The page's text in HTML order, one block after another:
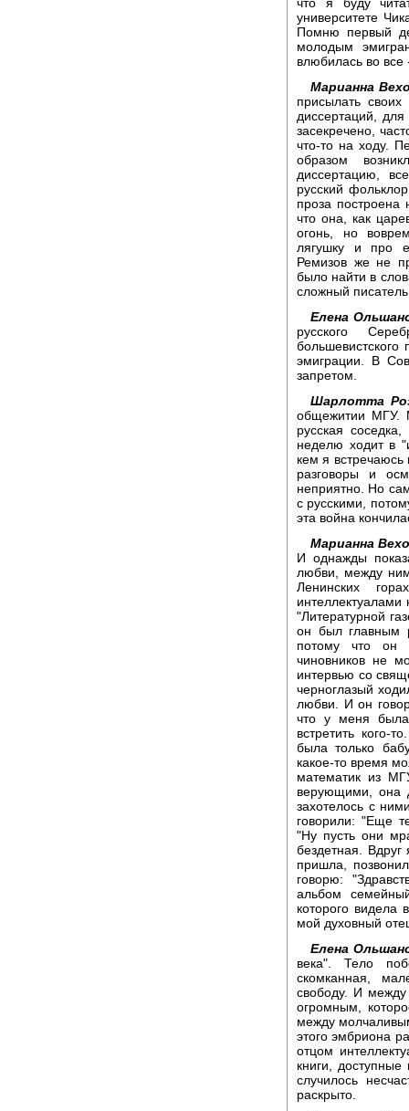
университете
Помню первый
молодым
влюбилась во все
Марианна
присылать
диссертаций,
засекречено,
что-то на ходу.
образом
диссертацию,
русский
проза
что она, как
огонь, но
лягушку и про
Ремизов же не
было найти в
сложный
Елена
русского
эмиграции. В
запретом.
Шарлотта
общежитии МГУ.
русская
неделю ходит в
кем я
разговоры и
неприятно. Но
с русскими,
эта война
Марианна
И однажды
любви, между
Ленинских
"Литературной
он был главным
потому что он
чиновников не
интервью со
черноглазый
любви. И он
что у меня была
встретить
была только
какое-то время
математик из
верующими, она
захотелось с
говорили: "Еще
"Ну пусть они
бездетная.
пришла,
говорю:
альбом
которого видела
мой духовный
Елена
века". Тело
скомканная,
свободу. И
огромным,
между
этого эмбриона
отцом
книги,
случилось
раскрыто.